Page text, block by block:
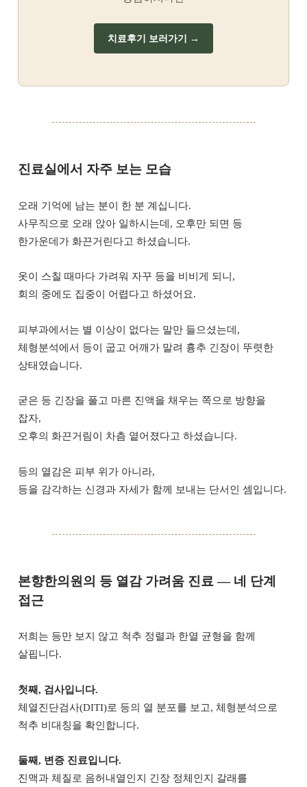
치료후기 보러가기 →
진료실에서 자주 보는 모습
오래 기억에 남는 분이 한 분 계십니다.
사무직으로 오래 앉아 일하시는데, 오후만 되면 등
한가운데가 화끈거린다고 하셨습니다.
옷이 스칠 때마다 가려워 자꾸 등을 비비게 되니,
회의 중에도 집중이 어렵다고 하셨어요.
피부과에서는 별 이상이 없다는 말만 들으셨는데,
체형분석에서 등이 굽고 어깨가 말려 흉추 긴장이 뚜렷한
상태였습니다.
굳은 등 긴장을 풀고 마른 진액을 채우는 쪽으로 방향을
잡자,
오후의 화끈거림이 차츰 옅어졌다고 하셨습니다.
등의 열감은 피부 위가 아니라,
등을 감각하는 신경과 자세가 함께 보내는 단서인 셈입니다.
본향한의원의 등 열감 가려움 진료 — 네 단계
접근
저희는 등만 보지 않고 척추 정렬과 한열 균형을 함께
살핍니다.
첫째, 검사입니다.
체열진단검사(DITI)로 등의 열 분포를 보고, 체형분석으로
척추 비대칭을 확인합니다.
둘째, 변증 진료입니다.
진맥과 체질로 음허내열인지 긴장 정체인지 갈래를